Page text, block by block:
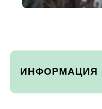
ИНФОРМАЦИЯ